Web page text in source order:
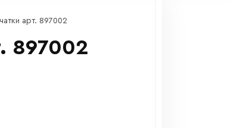
арт. 897002
897002